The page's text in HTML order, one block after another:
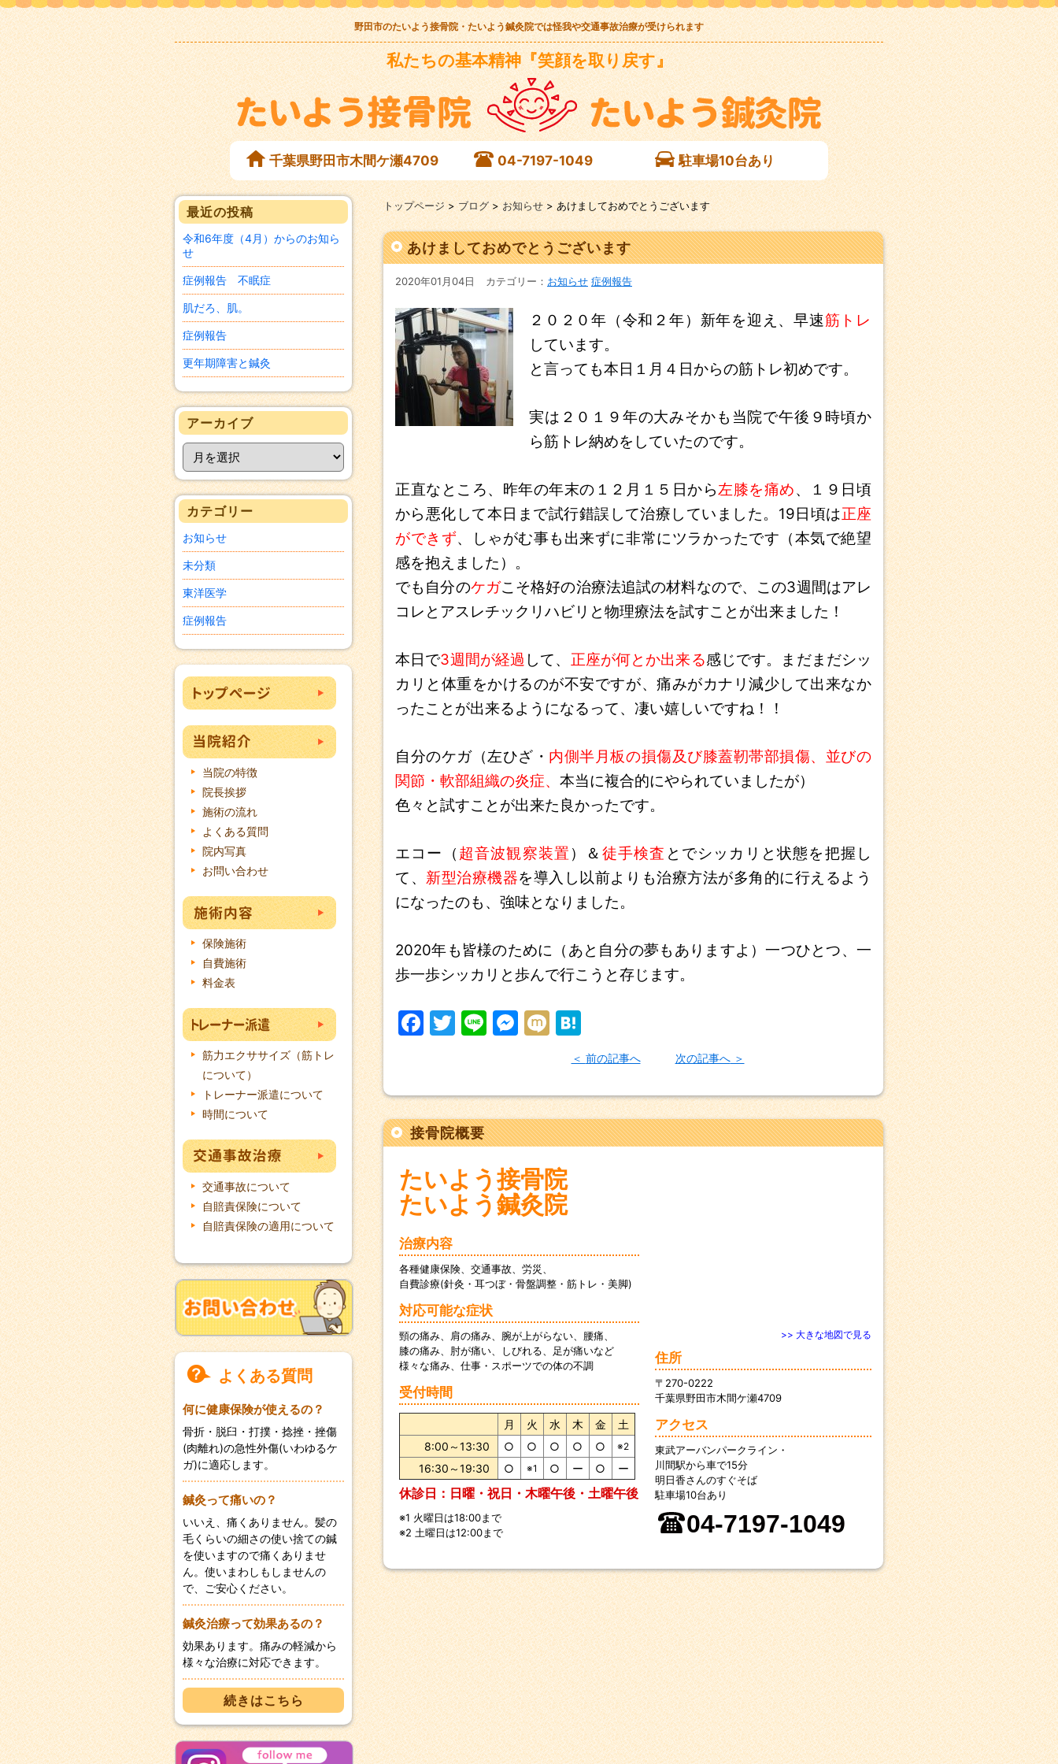
野田市のたいよう接骨院・たいよう鍼灸院では怪我や交通事故治療が受けられます
私たちの基本精神『笑顔を取り戻す』
千葉県野田市木間ケ瀬4709 04-7197-1049 駐車場10台あり
最近の投稿
令和6年度（4月）からのお知ら
せ
症例報告 不眠症
肌だろ、肌。
症例報告
更年期障害と鍼灸
アーカイブ
カテゴリー
お知らせ
未分類
東洋医学
症例報告
当院の特徴
院長挨拶
施術の流れ
よくある質問
院内写真
お問い合わせ
保険施術
自費施術
料金表
筋力エクササイズ（筋トレ
について）
トレーナー派遣について
時間について
交通事故について
自賠責保険について
自賠責保険の適用について
よくある質問
何に健康保険が使えるの？
骨折・脱臼・打撲・捻挫・挫傷
(肉離れ)の急性外傷(いわゆるケ
ガ)に適応します。
鍼灸って痛いの？
いいえ、痛くありません。髪の
毛くらいの細さの使い捨ての鍼
を使いますので痛くありませ
ん。使いまわしもしませんの
で、ご安心ください。
鍼灸治療って効果あるの？
効果あります。痛みの軽減から
様々な治療に対応できます。
続きはこちら
トップページ > ブログ > お知らせ >あけましておめでとうございます
あけましておめでとうございます
2020年01月04日 カテゴリー： お知らせ 症例報告
２０２０年（令和２年）新年を迎え、早速筋トレ
しています。
と言っても本日１月４日からの筋トレ初めです。
実は２０１９年の大みそかも当院で午後９時頃か
ら筋トレ納めをしていたのです。
正直なところ、昨年の年末の１２月１５日から左膝を痛め、１９日頃
から悪化して本日まで試行錯誤して治療していました。19日頃は正座
ができず、しゃがむ事も出来ずに非常にツラかったです（本気で絶望
感を抱えました）。
でも自分のケガこそ格好の治療法追試の材料なので、この3週間はアレ
コレとアスレチックリハビリと物理療法を試すことが出来ました！
本日で3週間が経過 して、 正座が何とか出来る感じです。まだまだシッ
カリと体重をかけるのが不安ですが、痛みがカナリ減少して出来なか
ったことが出来るようになるって、凄い嬉しいですね！！
自分のケガ（左ひざ・ 内側半月板の損傷及び膝蓋靭帯部損傷、並びの
関節・軟部組織の炎症、 本当に複合的にやられていましたが）
色々と試すことが出来た良かったです。
エコー（ 超音波観察装置 ）＆ 徒手検査 とでシッカリと状態を把握し
て、 新型治療機器を導入し以前よりも治療方法が多角的に行えるよう
になったのも、強味となりました。
2020年も皆様のために（あと自分の夢もありますよ）一つひとつ、一
歩一歩シッカリと歩んで行こうと存じます。
F
e
b
o
o
k
T
er
Li M
s
e
n
g
er
M
at
e
n
a
前の記事へ 次の記事へ
接骨院概要
たいよう接骨院
たいよう鍼灸院
治療内容
各種健康保険、交通事故、労災、
自費診療(針灸・耳つぼ・骨盤調整・筋トレ・美脚)
対応可能な症状
頸の痛み、肩の痛み、腕が上がらない、腰痛、
膝の痛み、肘が痛い、しびれる、足が痛いなど
様々な痛み、仕事・スポーツでの体の不調
受付時間
月 火 水 木 金
土
8:00～13:30
○ ○ ○ ○ ○ ※2
16:30～19:30 ○ ※1 ○ ー ○ ー
休診日：日曜・祝日・木曜午後・土曜午後
※1 火曜日は18:00まで
※2 土曜日は12:00まで
>> 大きな地図で見る
住所
〒270-0222
千葉県野田市木間ケ瀬4709
アクセス
東武アーバンパークライン・
川間駅から車で15分
明日香さんのすぐそば
駐車場10台あり
04-7197-1049